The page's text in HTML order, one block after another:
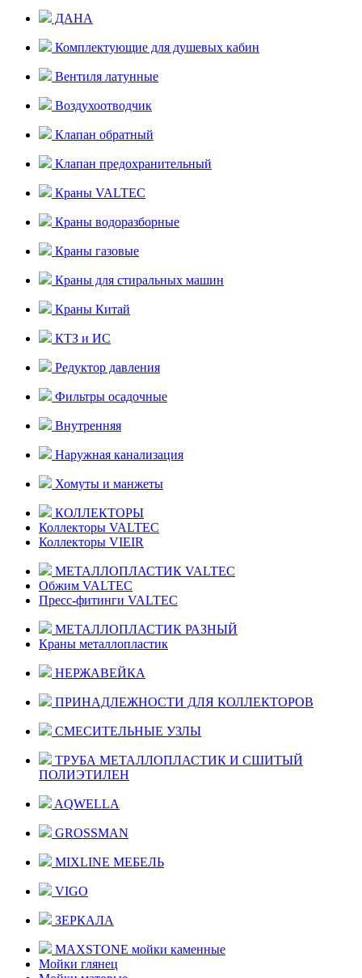
ДАНА
Комплектующие для душевых кабин
Вентиля латунные
Воздухоотводчик
Клапан обратный
Клапан предохранительный
Краны VALTEC
Краны водоразборные
Краны газовые
Краны для стиральных машин
Краны Китай
КТЗ и ИС
Редуктор давления
Фильтры осадочные
Внутренняя
Наружная канализация
Хомуты и манжеты
КОЛЛЕКТОРЫ
Коллекторы VALTEC
Коллекторы VIEIR
МЕТАЛЛОПЛАСТИК VALTEC
Обжим VALTEC
Пресс-фитинги VALTEC
МЕТАЛЛОПЛАСТИК РАЗНЫЙ
Краны металлопластик
НЕРЖАВЕЙКА
ПРИНАДЛЕЖНОСТИ ДЛЯ КОЛЛЕКТОРОВ
СМЕСИТЕЛЬНЫЕ УЗЛЫ
ТРУБА МЕТАЛЛОПЛАСТИК И СШИТЫЙ
ПОЛИЭТИЛЕН
AQWELLA
GROSSMAN
MIXLINE МЕБЕЛЬ
VIGO
ЗЕРКАЛА
MAXSTONE мойки каменные
Мойки глянец